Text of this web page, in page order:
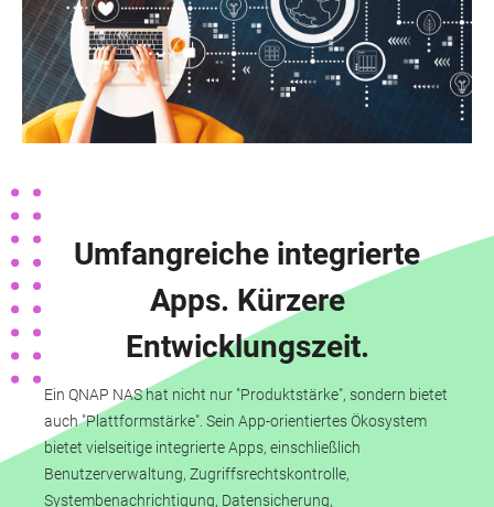
Umfangreiche integrierte
Apps. Kürzere
Entwicklungszeit.
Ein QNAP NAS hat nicht nur "Produktstärke", sondern bietet
auch "Plattformstärke". Sein App-orientiertes Ökosystem
bietet vielseitige integrierte Apps, einschließlich
Benutzerverwaltung, Zugriffsrechtskontrolle,
Systembenachrichtigung, Datensicherung,